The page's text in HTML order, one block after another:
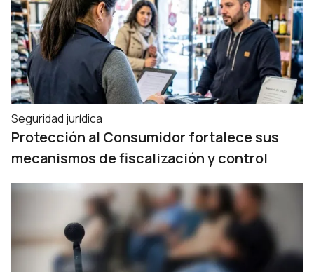
Seguridad jurídica
Protección al Consumidor fortalece sus
mecanismos de fiscalización y control